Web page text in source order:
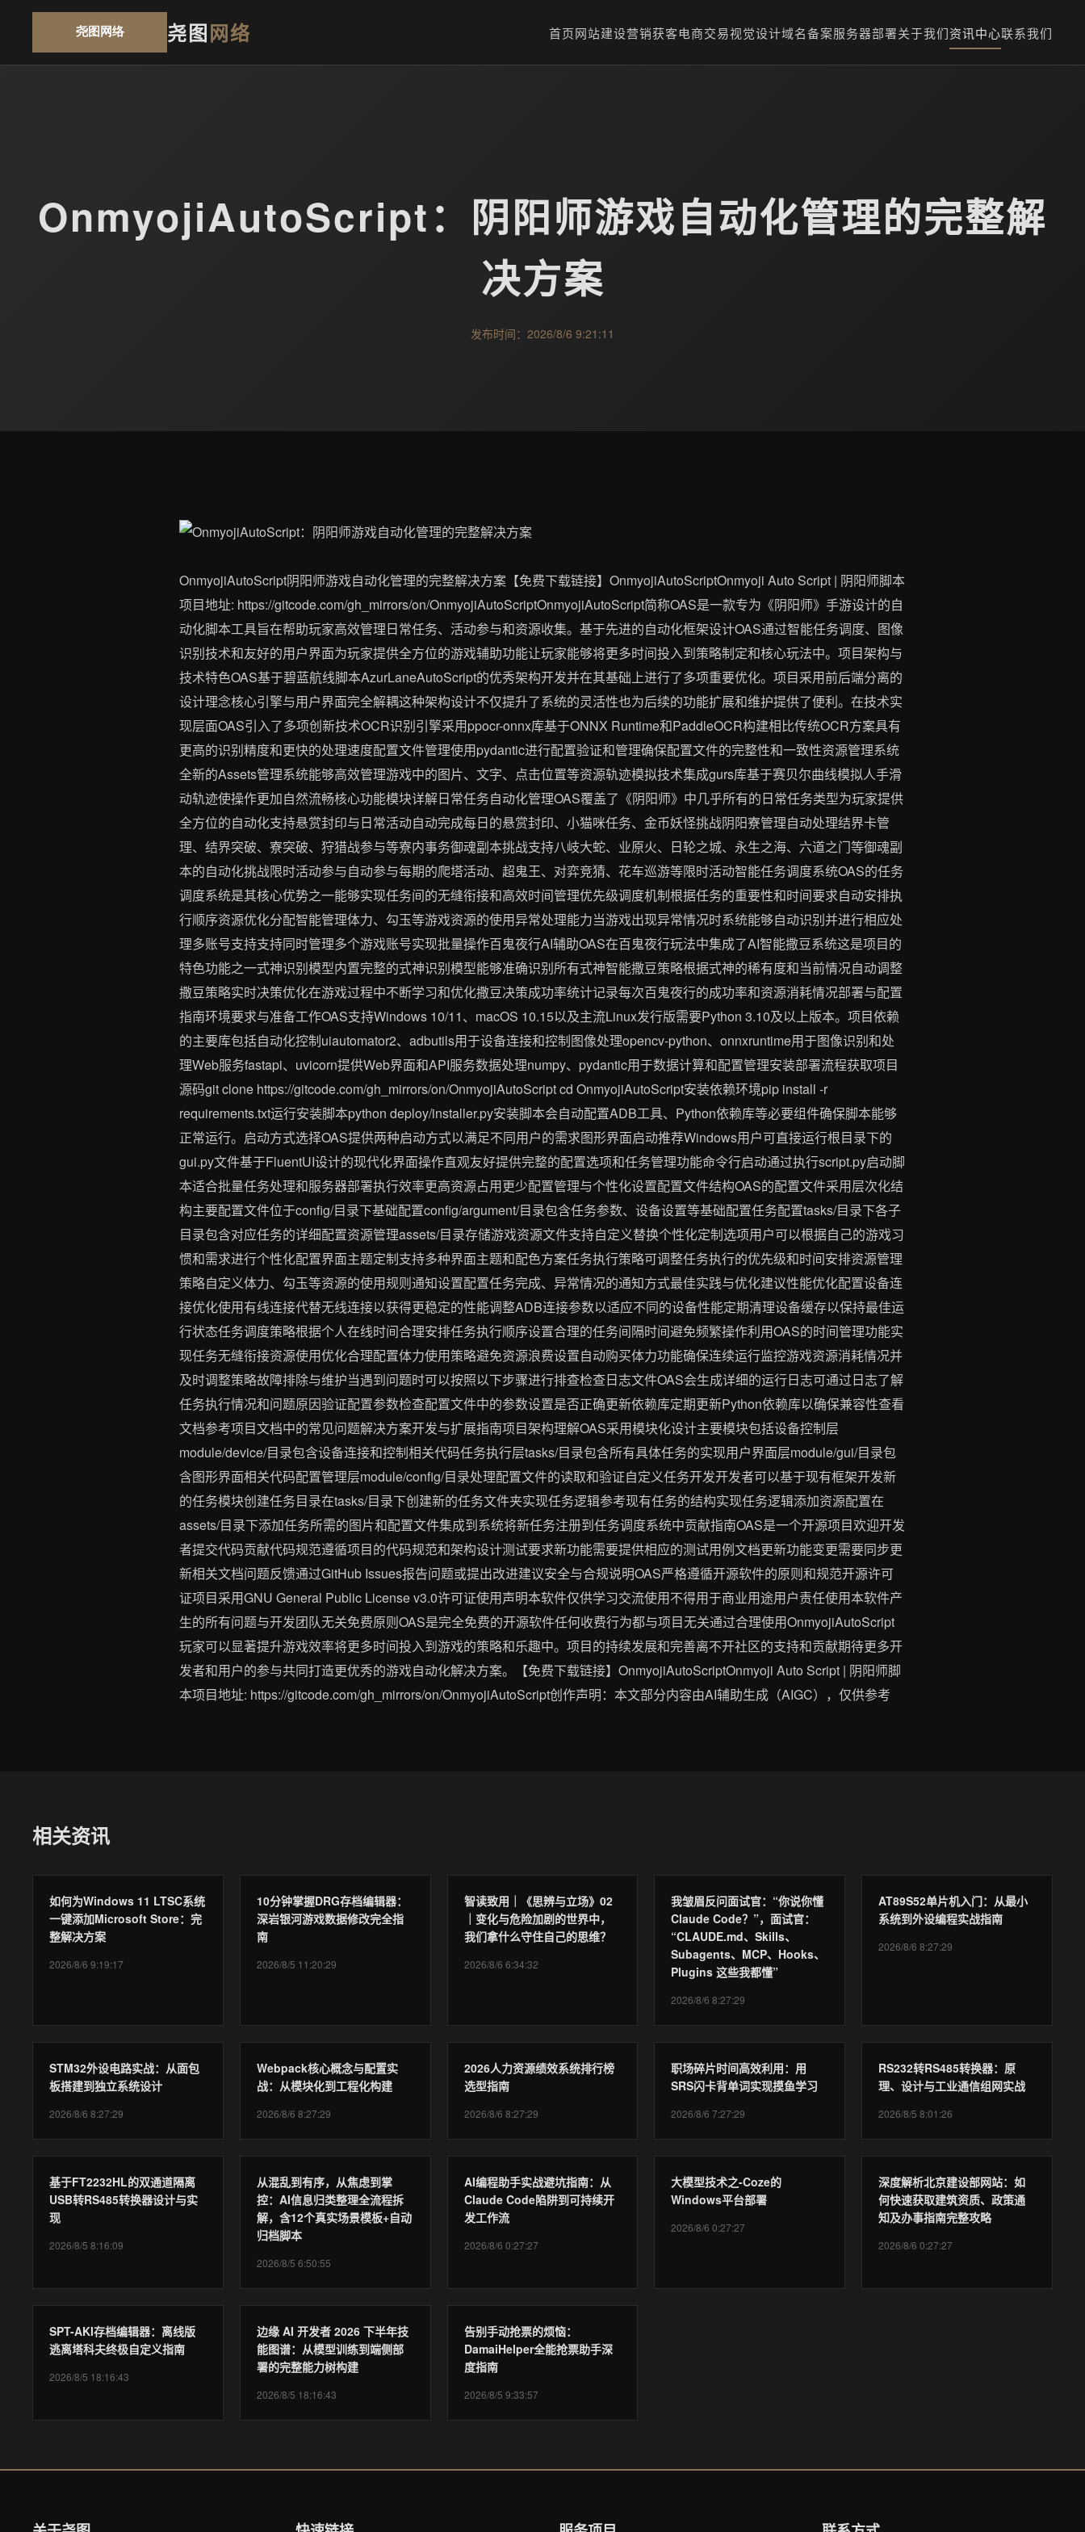
尧图网络 首页网站建设营销获客电商交易视觉设计域名备案服务器部署关于我们资讯中心联系我们
OnmyojiAutoScript：阴阳师游戏自动化管理的完整解
决方案
发布时间：2026/8/6 9:21:11
OnmyojiAutoScript阴阳师游戏自动化管理的完整解决方案【免费下载链接】OnmyojiAutoScriptOnmyoji Auto Script | 阴阳师脚本
项目地址: https://gitcode.com/gh_mirrors/on/OnmyojiAutoScriptOnmyojiAutoScript简称OAS是一款专为《阴阳师》手游设计的自
动化脚本工具旨在帮助玩家高效管理日常任务、活动参与和资源收集。基于先进的自动化框架设计OAS通过智能任务调度、图像
识别技术和友好的用户界面为玩家提供全方位的游戏辅助功能让玩家能够将更多时间投入到策略制定和核心玩法中。项目架构与
技术特色OAS基于碧蓝航线脚本AzurLaneAutoScript的优秀架构开发并在其基础上进行了多项重要优化。项目采用前后端分离的
设计理念核心引擎与用户界面完全解耦这种架构设计不仅提升了系统的灵活性也为后续的功能扩展和维护提供了便利。在技术实
现层面OAS引入了多项创新技术OCR识别引擎采用ppocr-onnx库基于ONNX Runtime和PaddleOCR构建相比传统OCR方案具有
更高的识别精度和更快的处理速度配置文件管理使用pydantic进行配置验证和管理确保配置文件的完整性和一致性资源管理系统
全新的Assets管理系统能够高效管理游戏中的图片、文字、点击位置等资源轨迹模拟技术集成gurs库基于赛贝尔曲线模拟人手滑
动轨迹使操作更加自然流畅核心功能模块详解日常任务自动化管理OAS覆盖了《阴阳师》中几乎所有的日常任务类型为玩家提供
全方位的自动化支持悬赏封印与日常活动自动完成每日的悬赏封印、小猫咪任务、金币妖怪挑战阴阳寮管理自动处理结界卡管
理、结界突破、寮突破、狩猎战参与等寮内事务御魂副本挑战支持八岐大蛇、业原火、日轮之城、永生之海、六道之门等御魂副
本的自动化挑战限时活动参与自动参与每期的爬塔活动、超鬼王、对弈竞猜、花车巡游等限时活动智能任务调度系统OAS的任务
调度系统是其核心优势之一能够实现任务间的无缝衔接和高效时间管理优先级调度机制根据任务的重要性和时间要求自动安排执
行顺序资源优化分配智能管理体力、勾玉等游戏资源的使用异常处理能力当游戏出现异常情况时系统能够自动识别并进行相应处
理多账号支持支持同时管理多个游戏账号实现批量操作百鬼夜行AI辅助OAS在百鬼夜行玩法中集成了AI智能撒豆系统这是项目的
特色功能之一式神识别模型内置完整的式神识别模型能够准确识别所有式神智能撒豆策略根据式神的稀有度和当前情况自动调整
撒豆策略实时决策优化在游戏过程中不断学习和优化撒豆决策成功率统计记录每次百鬼夜行的成功率和资源消耗情况部署与配置
指南环境要求与准备工作OAS支持Windows 10/11、macOS 10.15以及主流Linux发行版需要Python 3.10及以上版本。项目依赖
的主要库包括自动化控制uiautomator2、adbutils用于设备连接和控制图像处理opencv-python、onnxruntime用于图像识别和处
理Web服务fastapi、uvicorn提供Web界面和API服务数据处理numpy、pydantic用于数据计算和配置管理安装部署流程获取项目
源码git clone https://gitcode.com/gh_mirrors/on/OnmyojiAutoScript cd OnmyojiAutoScript安装依赖环境pip install -r
requirements.txt运行安装脚本python deploy/installer.py安装脚本会自动配置ADB工具、Python依赖库等必要组件确保脚本能够
正常运行。启动方式选择OAS提供两种启动方式以满足不同用户的需求图形界面启动推荐Windows用户可直接运行根目录下的
gui.py文件基于FluentUI设计的现代化界面操作直观友好提供完整的配置选项和任务管理功能命令行启动通过执行script.py启动脚
本适合批量任务处理和服务器部署执行效率更高资源占用更少配置管理与个性化设置配置文件结构OAS的配置文件采用层次化结
构主要配置文件位于config/目录下基础配置config/argument/目录包含任务参数、设备设置等基础配置任务配置tasks/目录下各子
目录包含对应任务的详细配置资源管理assets/目录存储游戏资源文件支持自定义替换个性化定制选项用户可以根据自己的游戏习
惯和需求进行个性化配置界面主题定制支持多种界面主题和配色方案任务执行策略可调整任务执行的优先级和时间安排资源管理
策略自定义体力、勾玉等资源的使用规则通知设置配置任务完成、异常情况的通知方式最佳实践与优化建议性能优化配置设备连
接优化使用有线连接代替无线连接以获得更稳定的性能调整ADB连接参数以适应不同的设备性能定期清理设备缓存以保持最佳运
行状态任务调度策略根据个人在线时间合理安排任务执行顺序设置合理的任务间隔时间避免频繁操作利用OAS的时间管理功能实
现任务无缝衔接资源使用优化合理配置体力使用策略避免资源浪费设置自动购买体力功能确保连续运行监控游戏资源消耗情况并
及时调整策略故障排除与维护当遇到问题时可以按照以下步骤进行排查检查日志文件OAS会生成详细的运行日志可通过日志了解
任务执行情况和问题原因验证配置参数检查配置文件中的参数设置是否正确更新依赖库定期更新Python依赖库以确保兼容性查看
文档参考项目文档中的常见问题解决方案开发与扩展指南项目架构理解OAS采用模块化设计主要模块包括设备控制层
module/device/目录包含设备连接和控制相关代码任务执行层tasks/目录包含所有具体任务的实现用户界面层module/gui/目录包
含图形界面相关代码配置管理层module/config/目录处理配置文件的读取和验证自定义任务开发开发者可以基于现有框架开发新
的任务模块创建任务目录在tasks/目录下创建新的任务文件夹实现任务逻辑参考现有任务的结构实现任务逻辑添加资源配置在
assets/目录下添加任务所需的图片和配置文件集成到系统将新任务注册到任务调度系统中贡献指南OAS是一个开源项目欢迎开发
者提交代码贡献代码规范遵循项目的代码规范和架构设计测试要求新功能需要提供相应的测试用例文档更新功能变更需要同步更
新相关文档问题反馈通过GitHub Issues报告问题或提出改进建议安全与合规说明OAS严格遵循开源软件的原则和规范开源许可
证项目采用GNU General Public License v3.0许可证使用声明本软件仅供学习交流使用不得用于商业用途用户责任使用本软件产
生的所有问题与开发团队无关免费原则OAS是完全免费的开源软件任何收费行为都与项目无关通过合理使用OnmyojiAutoScript
玩家可以显著提升游戏效率将更多时间投入到游戏的策略和乐趣中。项目的持续发展和完善离不开社区的支持和贡献期待更多开
发者和用户的参与共同打造更优秀的游戏自动化解决方案。【免费下载链接】OnmyojiAutoScriptOnmyoji Auto Script | 阴阳师脚
本项目地址: https://gitcode.com/gh_mirrors/on/OnmyojiAutoScript创作声明：本文部分内容由AI辅助生成（AIGC），仅供参考
相关资讯
如何为Windows 11 LTSC系统
一键添加Microsoft Store：完
整解决方案
2026/8/6 9:19:17
10分钟掌握DRG存档编辑器：
深岩银河游戏数据修改完全指
南
2026/8/5 11:20:29
智读致用｜《思辨与立场》02
｜变化与危险加剧的世界中，
我们拿什么守住自己的思维？
2026/8/6 6:34:32
我皱眉反问面试官：“你说你懂
Claude Code？”，面试官：
“CLAUDE.md、Skills、
Subagents、MCP、Hooks、
Plugins 这些我都懂”
2026/8/6 8:27:29
AT89S52单片机入门：从最小
系统到外设编程实战指南
2026/8/6 8:27:29
STM32外设电路实战：从面包
板搭建到独立系统设计
2026/8/6 8:27:29
Webpack核心概念与配置实
战：从模块化到工程化构建
2026/8/6 8:27:29
2026人力资源绩效系统排行榜
选型指南
2026/8/6 8:27:29
职场碎片时间高效利用：用
SRS闪卡背单词实现摸鱼学习
2026/8/6 7:27:29
RS232转RS485转换器：原
理、设计与工业通信组网实战
2026/8/5 8:01:26
基于FT2232HL的双通道隔离
USB转RS485转换器设计与实
现
2026/8/5 8:16:09
从混乱到有序，从焦虑到掌
控：AI信息归类整理全流程拆
解，含12个真实场景模板+自动
归档脚本
2026/8/5 6:50:55
AI编程助手实战避坑指南：从
Claude Code陷阱到可持续开
发工作流
2026/8/6 0:27:27
大模型技术之-Coze的
Windows平台部署
2026/8/6 0:27:27
深度解析北京建设部网站：如
何快速获取建筑资质、政策通
知及办事指南完整攻略
2026/8/6 0:27:27
SPT-AKI存档编辑器：离线版
逃离塔科夫终极自定义指南
2026/8/5 18:16:43
边缘 AI 开发者 2026 下半年技
能图谱：从模型训练到端侧部
署的完整能力树构建
2026/8/5 18:16:43
告别手动抢票的烦恼：
DamaiHelper全能抢票助手深
度指南
2026/8/5 9:33:57